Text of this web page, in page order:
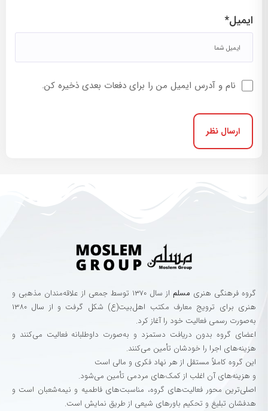
ایمیل*
نام و آدرس ایمیل من را برای دفعات بعدی ذخیره کن.
گروه‌ فرهنگی‌ هنری‌ مسلم
از سال ۱۳۷۰ توسط جمعی از علاقه‌مندان مذهبی و
هنری برای ترویج معارف مکتب اهل‌بیت(ع) شکل گرفت و از سال ۱۳۸۰
به‌صورت رسمی فعالیت خود را آغاز کرد.
اعضای گروه بدون دریافت دستمزد و به‌صورت داوطلبانه فعالیت می‌کنند و
هزینه‌های اجرا را خودشان تأمین می‌کنند.
این گروه کاملاً مستقل از هر نهاد فکری و مالی است
و هزینه‌های آن اغلب از کمک‌های مردمی تأمین می‌شود.
اصلی‌ترین محور فعالیت‌های گروه، مناسبت‌های فاطمیه و نیمه‌شعبان است و
هدفشان تبلیغ و تحکیم باورهای شیعی از طریق نمایش است.